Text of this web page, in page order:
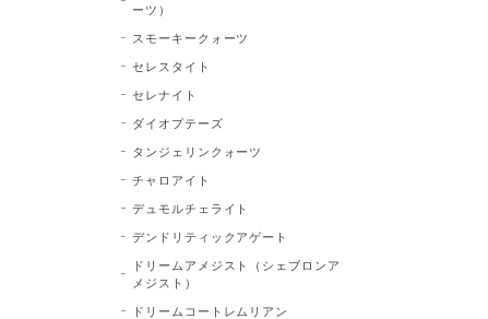
ーツ）
スモーキークォーツ
セレスタイト
セレナイト
ダイオプテーズ
タンジェリンクォーツ
チャロアイト
デュモルチェライト
デンドリティックアゲート
ドリームアメジスト（シェブロンア
メジスト）
ドリームコートレムリアン